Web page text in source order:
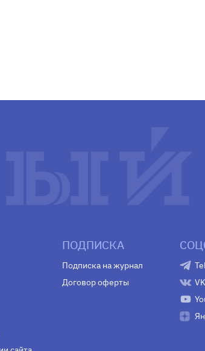
ПОДПИСКА
Подписка на журнал
Договор оферты
VK